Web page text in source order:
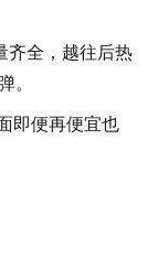
齐全，越往后热
。
即便再便宜也